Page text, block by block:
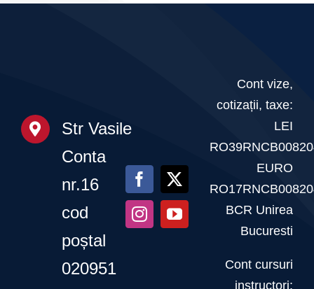
Str Vasile
Conta
nr.16
cod
poștal
020951
Cont vize,
cotizații, taxe:
LEI
EURO
BCR Unirea
Bucuresti
Cont cursuri
instructori: